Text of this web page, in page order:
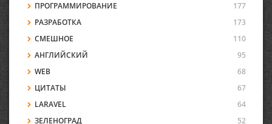
ПРОГРАММИРОВАНИЕ
177
РАЗРАБОТКА
173
СМЕШНОЕ
110
АНГЛИЙСКИЙ
95
WEB
68
ЦИТАТЫ
67
LARAVEL
64
ЗЕЛЕНОГРАД
52